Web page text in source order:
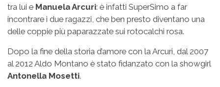
tra lui e Manuela Arcuri: è infatti SuperSimo a far
incontrare i due ragazzi, che ben presto diventano una
delle coppie più paparazzate sui rotocalchi rosa.
Dopo la fine della storia d’amore con la Arcuri, dal 2007
al 2012 Aldo Montano è stato fidanzato con la showgirl
Antonella Mosetti.